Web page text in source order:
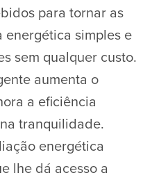
para tornar as
energética simples e
sem qualquer custo.
aumenta o
a eficiência
tranquilidade.
energética
lhe dá acesso a